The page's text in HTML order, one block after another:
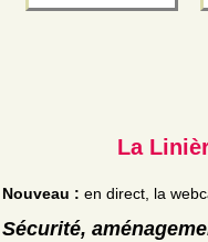
La
Nouveau : en direct, la
Sécurité,